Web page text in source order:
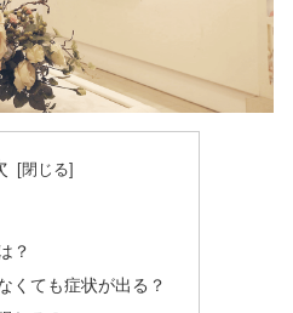
？
くても症状が出る？